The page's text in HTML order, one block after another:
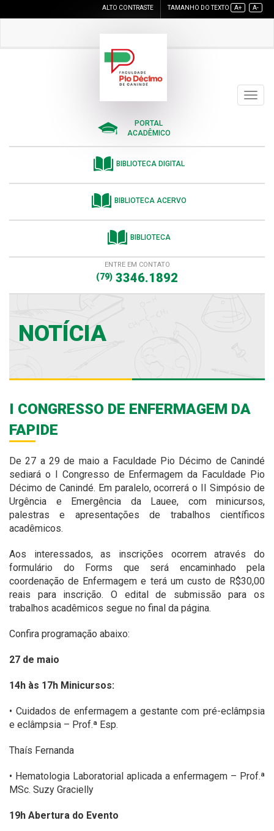
ALTO CONTRASTE TAMANHO DO TEXTO A+ A-
Toggle
PORTAL
ACADÊMICO
BIBLIOTECA DIGITAL
BIBLIOTECA ACERVO
BIBLIOTECA
ENTRE EM CONTATO
(79) 3346.1892
NOTÍCIA
I CONGRESSO DE ENFERMAGEM DA
FAPIDE
De 27 a 29 de maio a Faculdade Pio Décimo de Canindé
sediará o I Congresso de Enfermagem da Faculdade Pio
Décimo de Canindé. Em paralelo, ocorrerá o II Simpósio de
Urgência e Emergência da Lauee, com minicursos,
palestras e apresentações de trabalhos científicos
acadêmicos.
Aos interessados, as inscrições ocorrem através do
formulário do Forms que será encaminhado pela
coordenação de Enfermagem e terá um custo de R$30,00
reais para inscrição. O edital de submissão para os
trabalhos acadêmicos segue no final da página.
Confira programação abaixo:
27 de maio
14h às 17h Minicursos:
• Cuidados de enfermagem a gestante com pré-eclâmpsia
e eclâmpsia – Prof.ª Esp.
Thaís Fernanda
• Hematologia Laboratorial aplicada a enfermagem – Prof.ª
MSc. Suzy Gracielly
19h Abertura do Evento